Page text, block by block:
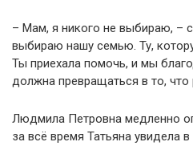
– Мам, я никого не выбираю, –
выбираю нашу семью. Ту,
Ты приехала помочь, и мы
должна превращаться в то,
Людмила Петровна медленно
за всё время Татьяна увидела в